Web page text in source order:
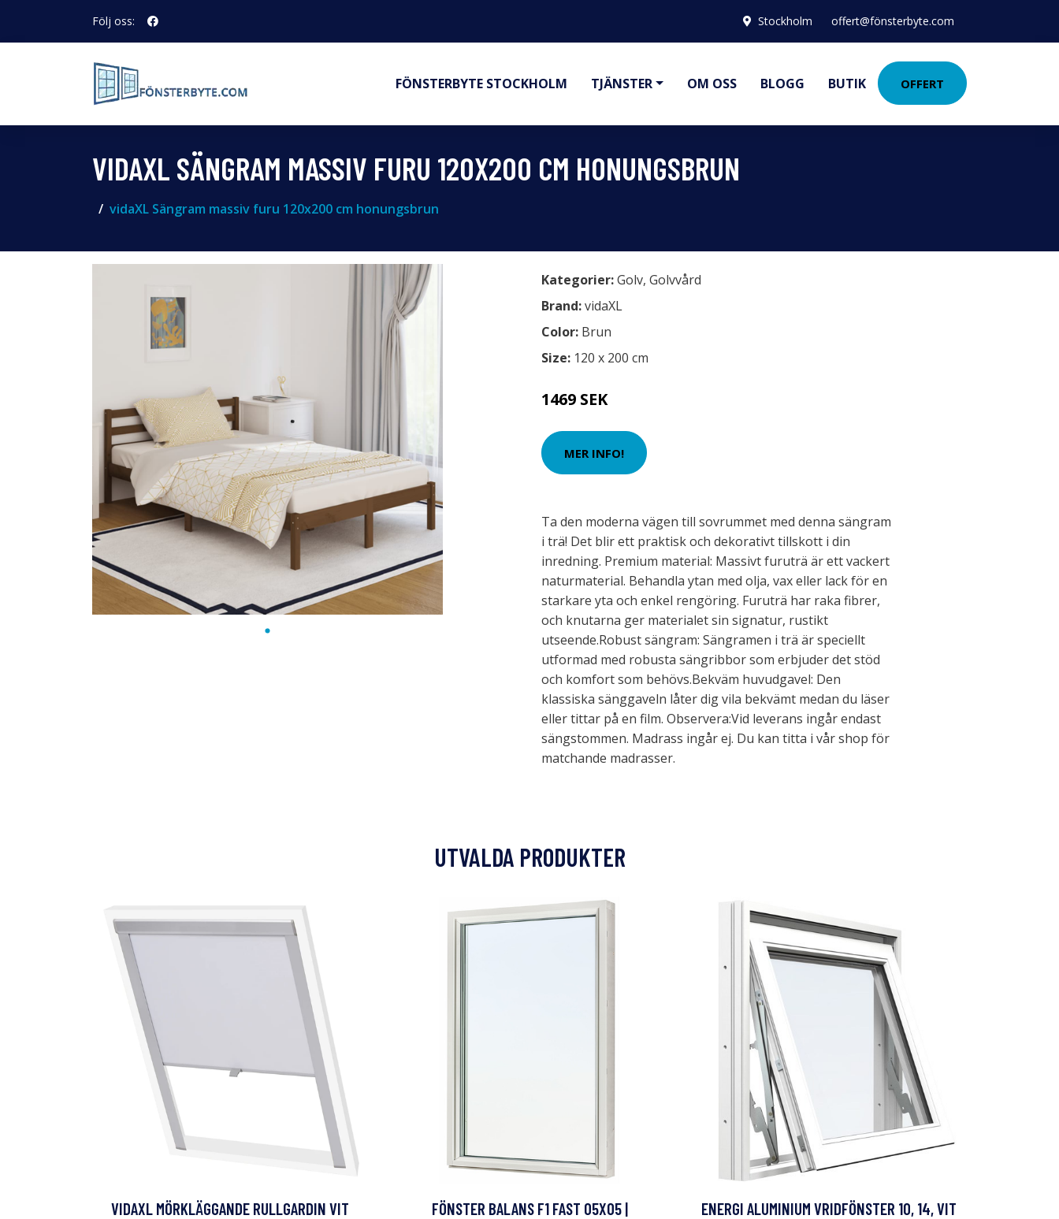
Följ oss: Stockholm offert@fönsterbyte.com
FÖNSTERBYTE STOCKHOLM TJÄNSTER OM OSS BLOGG BUTIK OFFERT
VIDAXL SÄNGRAM MASSIV FURU 120X200 CM HONUNGSBRUN
vidaXL Sängram massiv furu 120x200 cm honungsbrun
Kategorier:Golv, Golvvård
Brand:vidaXL
Color: Brun
Size: 120 x 200 cm
1469 SEK
MER INFO!
Ta den moderna vägen till sovrummet med denna sängram
i trä! Det blir ett praktisk och dekorativt tillskott i din
inredning. Premium material: Massivt furuträ är ett vackert
naturmaterial. Behandla ytan med olja, vax eller lack för en
starkare yta och enkel rengöring. Furuträ har raka fibrer,
och knutarna ger materialet sin signatur, rustikt
utseende.Robust sängram: Sängramen i trä är speciellt
utformad med robusta sängribbor som erbjuder det stöd
och komfort som behövs.Bekväm huvudgavel: Den
klassiska sänggaveln låter dig vila bekvämt medan du läser
eller tittar på en film. Observera:Vid leverans ingår endast
sängstommen. Madrass ingår ej. Du kan titta i vår shop för
matchande madrasser.
UTVALDA PRODUKTER
VIDAXL MÖRKLÄGGANDE RULLGARDIN VIT
FÖNSTER BALANS F1 FAST 05X05 |
ENERGI ALUMINIUM VRIDFÖNSTER 10, 14, VIT